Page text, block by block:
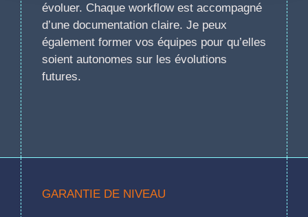
évoluer. Chaque workflow est accompagné
d’une documentation claire. Je peux
également former vos équipes pour qu’elles
soient autonomes sur les évolutions
futures.
GARANTIE DE NIVEAU